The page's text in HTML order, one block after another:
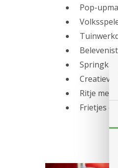
Pop-
Ritje met
Frietjes